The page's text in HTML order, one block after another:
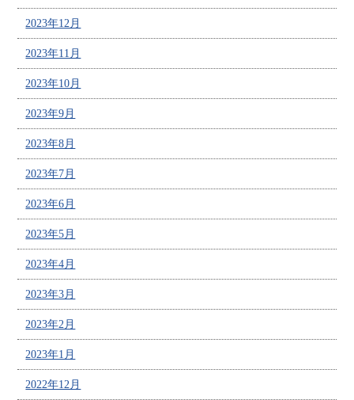
2023年12月
2023年11月
2023年10月
2023年9月
2023年8月
2023年7月
2023年6月
2023年5月
2023年4月
2023年3月
2023年2月
2023年1月
2022年12月